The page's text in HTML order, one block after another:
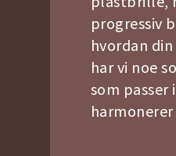
progressiv
hvordan
har vi noe
som passer